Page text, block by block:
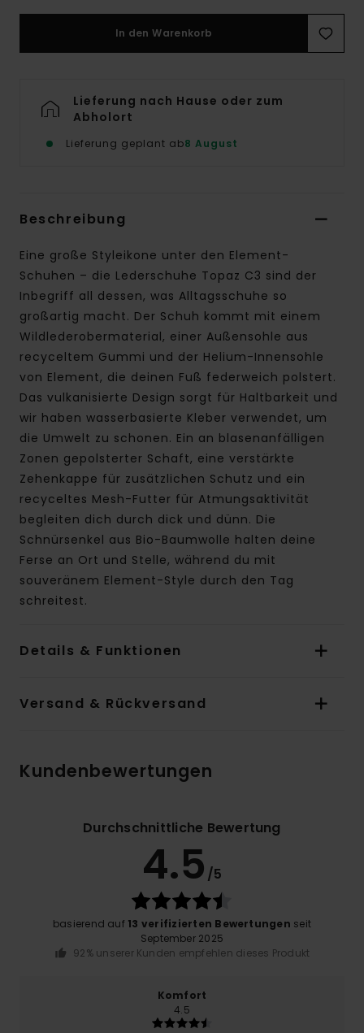
In den Warenkorb
Lieferung nach Hause oder zum
Abholort
Lieferung geplant ab8 August
Beschreibung
Eine große Styleikone unter den Element-
Schuhen – die Lederschuhe Topaz C3 sind der
Inbegriff all dessen, was Alltagsschuhe so
großartig macht. Der Schuh kommt mit einem
Wildlederobermaterial, einer Außensohle aus
recyceltem Gummi und der Helium-Innensohle
von Element, die deinen Fuß federweich polstert.
Das vulkanisierte Design sorgt für Haltbarkeit und
wir haben wasserbasierte Kleber verwendet, um
die Umwelt zu schonen. Ein an blasenanfälligen
Zonen gepolsterter Schaft, eine verstärkte
Zehenkappe für zusätzlichen Schutz und ein
recyceltes Mesh-Futter für Atmungsaktivität
begleiten dich durch dick und dünn. Die
Schnürsenkel aus Bio-Baumwolle halten deine
Ferse an Ort und Stelle, während du mit
souveränem Element-Style durch den Tag
schreitest.
Details & Funktionen
Versand & Rückversand
Kundenbewertungen
Durchschnittliche Bewertung
4.5 /5
basierend auf 13 verifizierten Bewertungen seit
September 2025
92% unserer Kunden empfehlen dieses Produkt
Komfort
4.5